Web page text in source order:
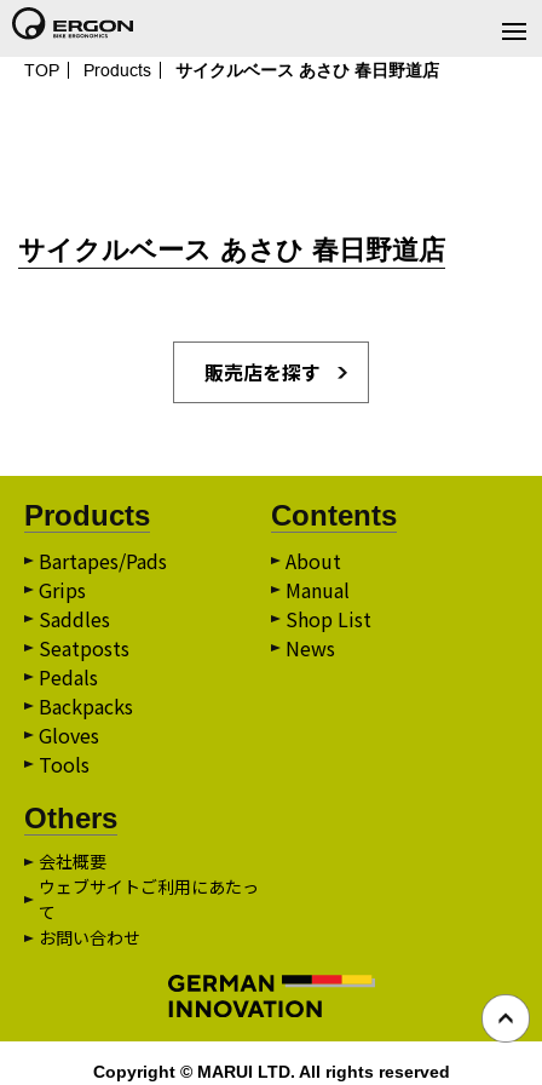
TOP Products サイクルベース あさひ 春日野道店
サイクルベース あさひ 春日野道店
販売店を探す
Products
Bartapes/Pads
Grips
Saddles
Seatposts
Pedals
Backpacks
Gloves
Tools
Contents
About
Manual
Shop List
News
Others
会社概要
ウェブサイトご利用にあたっ
て
お問い合わせ
Copyright © MARUI LTD. All rights reserved